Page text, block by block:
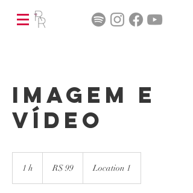
Imagem e
Vídeo
1 h
brasileiros
R$ 99 Location 1